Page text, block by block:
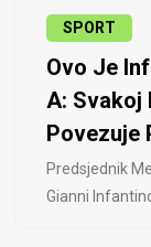
SPORT
Ovo Je
A: Svakoj
Povezuje
Predsjednik
Gianni